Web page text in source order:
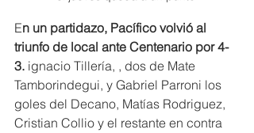
En un partidazo, Pacífico volvió al
triunfo de local ante Centenario por 4-
3. ignacio Tillería, , dos de Mate
Tamborindegui, y Gabriel Parroni los
goles del Decano, Matías Rodriguez,
Cristian Collio y el restante en contra